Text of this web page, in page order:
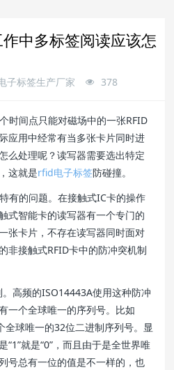
中多标签阅读应该怎
子标签生产厂家 378
时间点只能对磁场中的一张RFID
应用中经常有当多张卡片同时进
么处理呢？读写器需要选出特定
这就是rfid电子标签防碰撞。
有的问题。在接触式IC卡的操作
式智能卡的读写器有一个专门的
张卡片，不存在读写器同时面对
非接触式RFID卡中的防冲突机制
高频的ISO14443A使用这种防冲
一个全球唯一的序列号。比如
球唯一的32位二进制序列号。显
就是“0”，而且由于是全世界唯
号总有一位的值是不一样的，也